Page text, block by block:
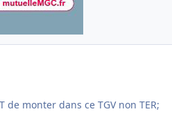
monter dans ce TGV non TER;